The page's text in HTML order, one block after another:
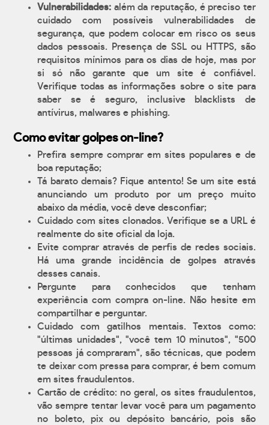
Vulnerabilidades: além da reputação, é preciso ter
cuidado com possíveis vulnerabilidades de
segurança, que podem colocar em risco os seus
dados pessoais. Presença de SSL ou HTTPS, são
requisitos mínimos para os dias de hoje, mas por
si só não garante que um site é confiável.
Verifique todas as informações sobre o site para
saber se é seguro, inclusive blacklists de
antívirus, malwares e phishing.
Como evitar golpes on-line?
Prefira sempre comprar em sites populares e de
boa reputação;
Tá barato demais? Fique antento! Se um site está
anunciando um produto por um preço muito
abaixo da média, você deve desconfiar;
Cuidado com sites clonados. Verifique se a URL é
realmente do site oficial da loja.
Evite comprar através de perfis de redes sociais.
Há uma grande incidência de golpes através
desses canais.
Pergunte para conhecidos que tenham
experiência com compra on-line. Não hesite em
compartilhar e perguntar.
Cuidado com gatilhos mentais. Textos como:
"últimas unidades", "você tem 10 minutos", "500
pessoas já compraram", são técnicas, que podem
te deixar com pressa para comprar, é bem comum
em sites fraudulentos.
Cartão de crédito: no geral, os sites fraudulentos,
vão sempre tentar levar você para um pagamento
no boleto, pix ou depósito bancário, pois são